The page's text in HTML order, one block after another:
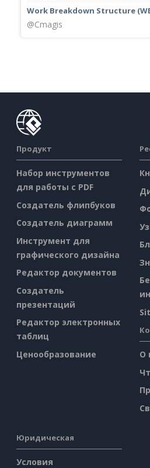
Work Breakdown Structure
@Cmagis
Продукт
Набор инструментов
для работы с PDF
Создатель флипбуков
Создатель диаграмм
Инструмент для
графического дизайна
Редактор документов
Создатель
презентаций
Редактор электронных
таблиц
Ценообразование
О
Юридическая
Условия